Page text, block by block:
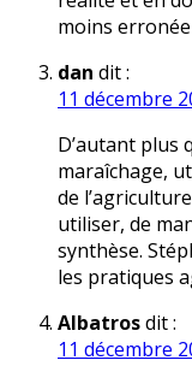
moins erronée
dan dit :
11 décembre
D’autant plus
maraîchage,
de
utiliser, de
synthèse.
les pratiques
Albatrosdit :
11 décembre